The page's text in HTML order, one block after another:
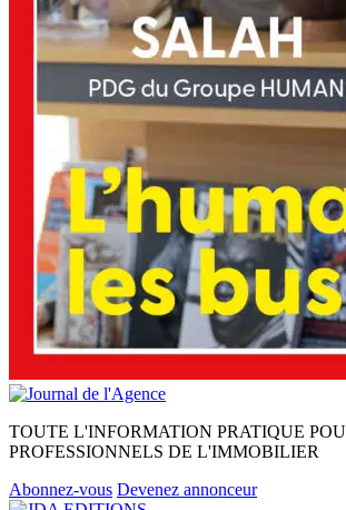
TOUTE L'INFORMATION PRATIQUE
PROFESSIONNELS DE L'IMMOBILIER
Abonnez-vous Devenez annonceur